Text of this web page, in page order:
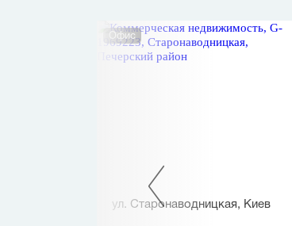
Офис
ул. Старонаводницкая, Киев